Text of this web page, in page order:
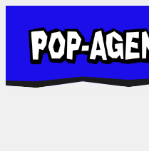
naar
inhoud